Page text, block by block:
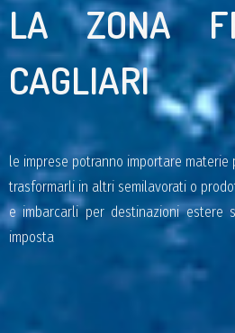
LA ZONA
CAGLIARI
le imprese potranno importare materie
trasformarli in altri semilavorati o
e imbarcarli per destinazioni estere
imposta